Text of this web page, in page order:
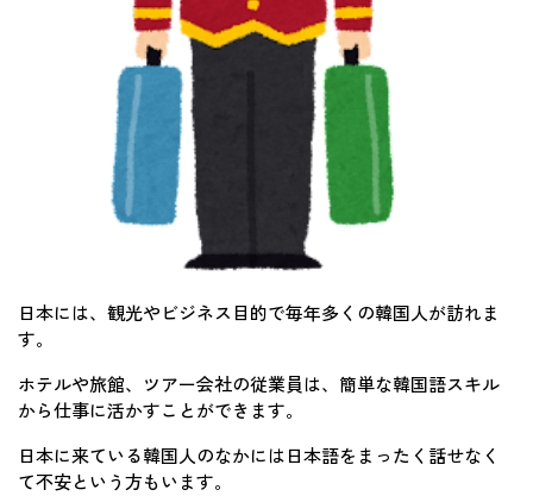
日本には、観光やビジネス目的で毎年多くの韓国人が訪れま
す。
ホテルや旅館、ツアー会社の従業員は、簡単な韓国語スキル
から仕事に活かすことができます。
日本に来ている韓国人のなかには日本語をまったく話せなく
て不安という方もいます。